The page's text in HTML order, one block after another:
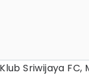
Sriwijaya FC,